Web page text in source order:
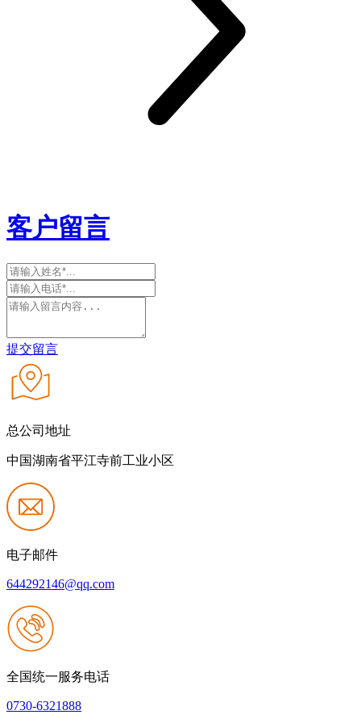
客户留言
提交留言
总公司地址
中国湖南省平江寺前工业小区
电子邮件
644292146@qq.com
全国统一服务电话
0730-6321888